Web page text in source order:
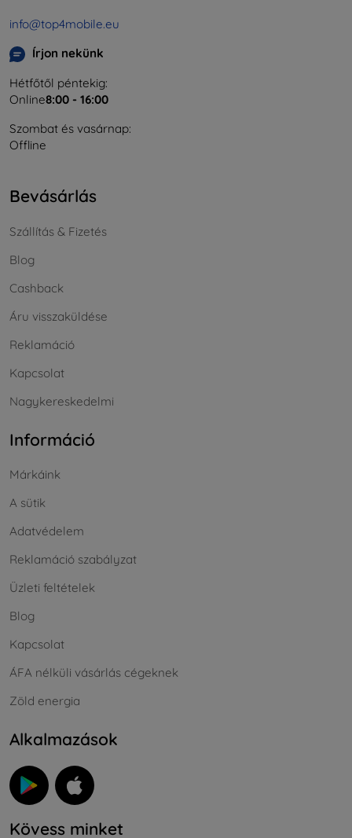
info@top4mobile.eu
Írjon nekünk
Hétfőtől péntekig:
Online8:00 - 16:00
Szombat és vasárnap:
Offline
Bevásárlás
Szállítás & Fizetés
Blog
Cashback
Áru visszaküldése
Reklamáció
Kapcsolat
Nagykereskedelmi
Információ
Márkáink
A sütik
Adatvédelem
Reklamáció szabályzat
Üzleti feltételek
Blog
Kapcsolat
ÁFA nélküli vásárlás cégeknek
Zöld energia
Alkalmazások
Kövess minket